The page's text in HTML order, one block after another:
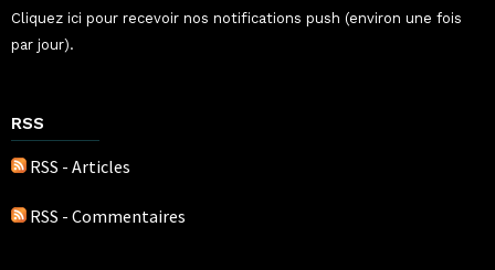
Cliquez ici pour recevoir nos notifications push (environ une fois
par jour).
RSS
RSS - Articles
RSS - Commentaires